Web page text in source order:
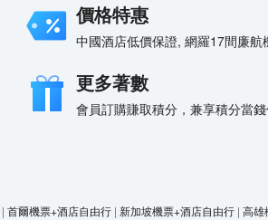
價格特惠
中國酒店低價保證, 網羅17間廉航
更多著數
會員訂購賺取積分，兼享積分當
| 首爾機票+酒店自由行 | 新加坡機票+酒店自由行 | 高雄